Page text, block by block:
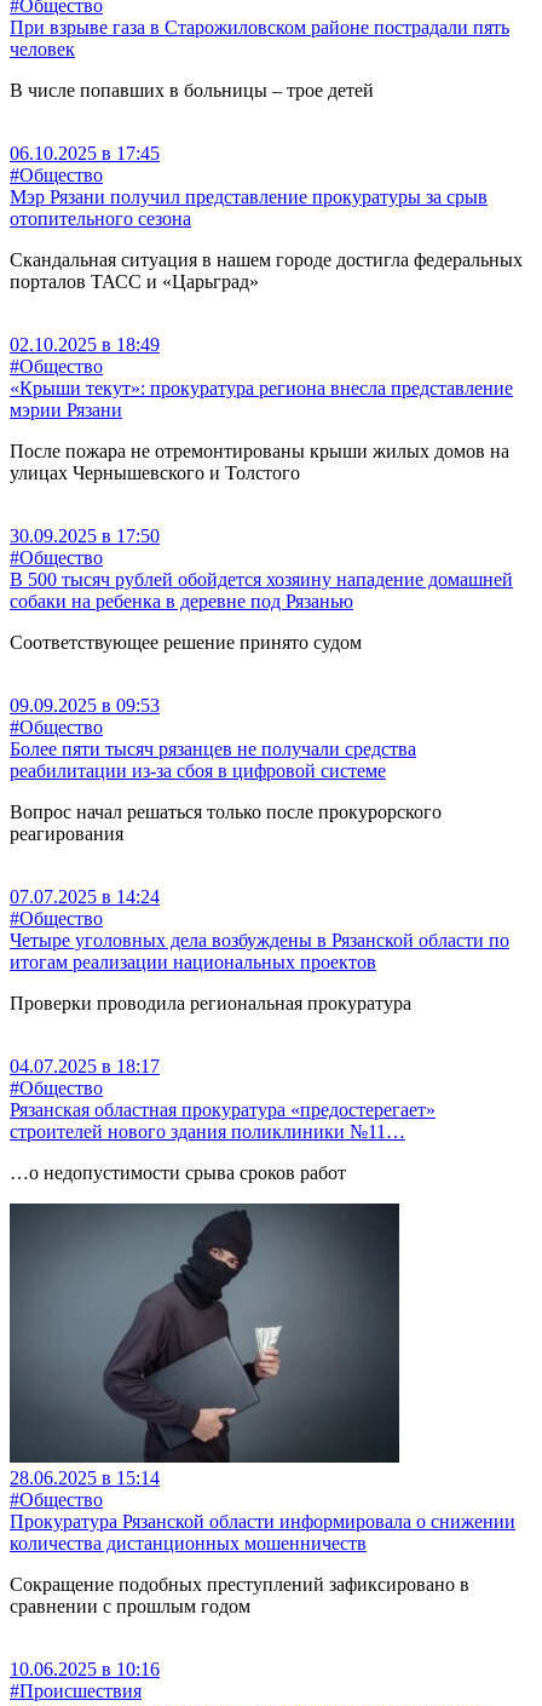
#Общество
При взрыве газа в Старожиловском районе пострадали пять
человек
В числе попавших в больницы – трое детей
06.10.2025 в 17:45
#Общество
Мэр Рязани получил представление прокуратуры за срыв
отопительного сезона
Скандальная ситуация в нашем городе достигла федеральных
порталов ТАСС и «Царьград»
02.10.2025 в 18:49
#Общество
«Крыши текут»: прокуратура региона внесла представление
мэрии Рязани
После пожара не отремонтированы крыши жилых домов на
улицах Чернышевского и Толстого
30.09.2025 в 17:50
#Общество
В 500 тысяч рублей обойдется хозяину нападение домашней
собаки на ребенка в деревне под Рязанью
Соответствующее решение принято судом
09.09.2025 в 09:53
#Общество
Более пяти тысяч рязанцев не получали средства
реабилитации из-за сбоя в цифровой системе
Вопрос начал решаться только после прокурорского
реагирования
07.07.2025 в 14:24
#Общество
Четыре уголовных дела возбуждены в Рязанской области по
итогам реализации национальных проектов
Проверки проводила региональная прокуратура
04.07.2025 в 18:17
#Общество
Рязанская областная прокуратура «предостерегает»
строителей нового здания поликлиники №11…
…о недопустимости срыва сроков работ
28.06.2025 в 15:14
#Общество
Прокуратура Рязанской области информировала о снижении
количества дистанционных мошенничеств
Сокращение подобных преступлений зафиксировано в
сравнении с прошлым годом
10.06.2025 в 10:16
#Происшествия